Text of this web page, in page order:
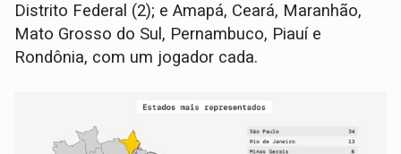
Distrito Federal (2); e Amapá, Ceará, Maranhão,
Mato Grosso do Sul, Pernambuco, Piauí e
Rondônia, com um jogador cada.